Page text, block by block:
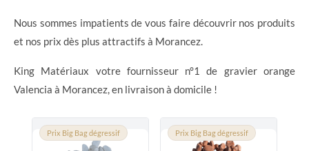
Nous sommes impatients de vous faire découvrir nos produits
et nos prix dès plus attractifs à Morancez.
King Matériaux votre fournisseur n°1 de gravier orange
Valencia à Morancez, en livraison à domicile !
Prix Big Bag dégressif Prix Big Bag dégressif